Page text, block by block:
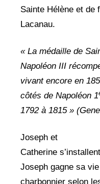
Sainte Hélène et de
Lacanau.
« La médaille de
Napoléon III
vivant encore en
côtés de Napoléon 1
1792 à 1815 »
Joseph et
Catherine
Joseph gagne sa
charbonnier selon